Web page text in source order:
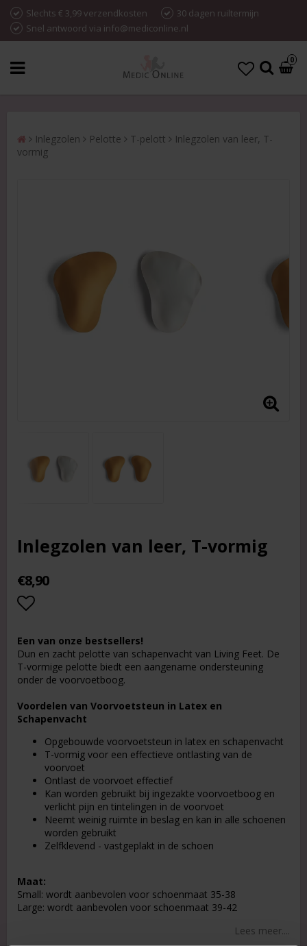
Slechts € 3,99 verzendkosten
30 dagen ruiltermijn
Snel antwoord via info@mediconline.nl
0
Inlegzolen Pelotte T-pelott
Inlegzolen van leer, T-
vormig
Inlegzolen van leer, T-vormig
€8,90
Een van onze bestsellers!
Dun en zacht pelotte van schapenvacht van Living Feet. De
T-vormige pelotte biedt een aangename ondersteuning
onder de voorvoetboog.
Voordelen van Voorvoetsteun in Latex en
Schapenvacht
Opgebouwde voorvoetsteun in latex en schapenvacht
T-vormig voor een effectieve ontlasting van de
voorvoet
Ontlast de voorvoet effectief
Kan worden gebruikt bij ingezakte voorvoetboog en
verlicht pijn en tintelingen in de voorvoet
Neemt weinig ruimte in beslag en kan in alle schoenen
worden gebruikt
Zelfklevend - vastgeplakt in de schoen
Maat:
Small: wordt aanbevolen voor schoenmaat 35-38
Large: wordt aanbevolen voor schoenmaat 39-42
Lees meer....